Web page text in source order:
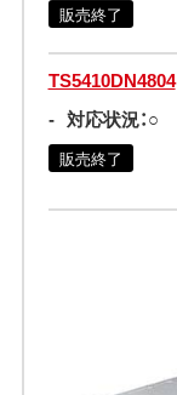
販売終了
TS5410DN4804
- 対応状況：○
販売終了